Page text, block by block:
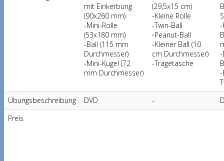
mit Einkerbung
(90x260 mm)
-Mini-Rolle
(53x180 mm)
-Ball (115 mm
Durchmesser)
-Mini-Kugel (72
mm Durchmesser)
(29,5x15 cm)
-Kleine Rolle
-Twin-Ball
-Peanut-Ball
-Kleiner Ball (10
cm Durchmesser)
-Tragetasche
-
-
-
Übungsbeschreibung
DVD -
Preis